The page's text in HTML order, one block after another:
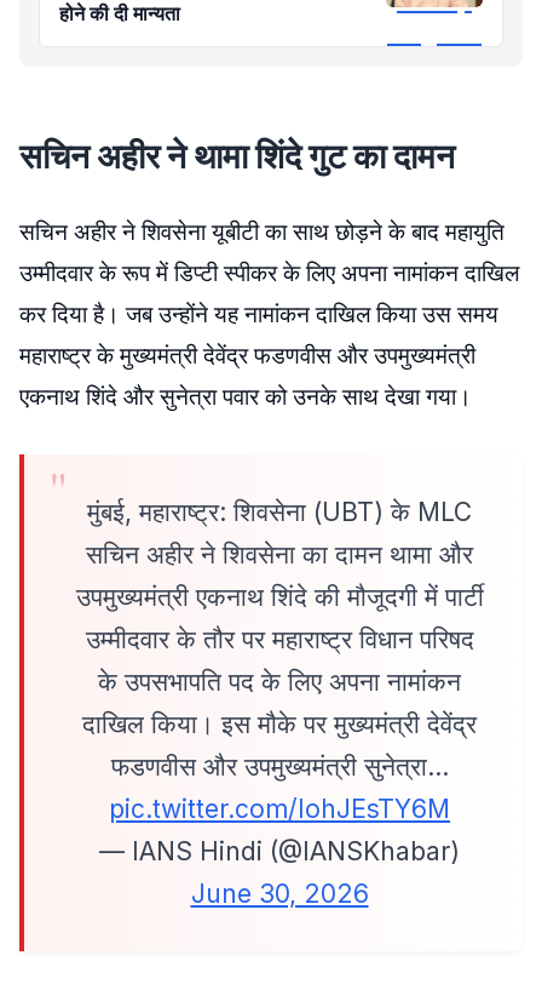
होने की दी मान्यता
सचिन अहीर ने थामा शिंदे गुट का दामन
सचिन अहीर ने शिवसेना यूबीटी का साथ छोड़ने के बाद महायुति
उम्मीदवार के रूप में डिप्टी स्पीकर के लिए अपना नामांकन दाखिल
कर दिया है। जब उन्होंने यह नामांकन दाखिल किया उस समय
महाराष्ट्र के मुख्यमंत्री देवेंद्र फडणवीस और उपमुख्यमंत्री
एकनाथ शिंदे और सुनेत्रा पवार को उनके साथ देखा गया।
मुंबई, महाराष्ट्र: शिवसेना (UBT) के MLC
सचिन अहीर ने शिवसेना का दामन थामा और
उपमुख्यमंत्री एकनाथ शिंदे की मौजूदगी में पार्टी
उम्मीदवार के तौर पर महाराष्ट्र विधान परिषद
के उपसभापति पद के लिए अपना नामांकन
दाखिल किया। इस मौके पर मुख्यमंत्री देवेंद्र
फडणवीस और उपमुख्यमंत्री सुनेत्रा…
pic.twitter.com/IohJEsTY6M
— IANS Hindi (@IANSKhabar)
June 30, 2026